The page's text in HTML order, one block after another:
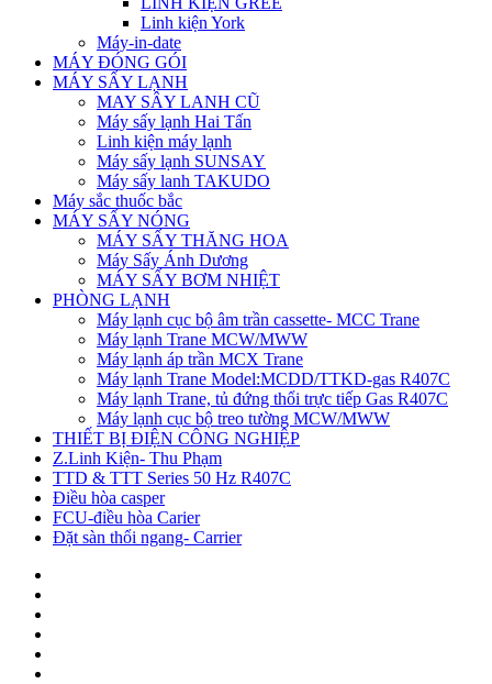
Linh kiện York
Máy-in-date
MÁY ĐÓNG GÓI
MÁY SẤY LẠNH
MAY SÂY LANH CŨ
Máy sấy lạnh Hai Tấn
Linh kiện máy lạnh
Máy sấy lạnh SUNSAY
Máy sấy lanh TAKUDO
Máy sắc thuốc bắc
MÁY SẤY NÓNG
MÁY SẤY THĂNG HOA
Máy Sấy Ánh Dương
MÁY SẤY BƠM NHIỆT
PHÒNG LẠNH
Máy lạnh cục bộ âm trần cassette- MCC Trane
Máy lạnh Trane MCW/MWW
Máy lạnh áp trần MCX Trane
Máy lạnh Trane Model:MCDD/TTKD-gas R407C
Máy lạnh Trane, tủ đứng thổi trực tiếp Gas R407C
Máy lạnh cục bộ treo tường MCW/MWW
THIẾT BỊ ĐIỆN CÔNG NGHIỆP
Z.Linh Kiện- Thu Phạm
TTD & TTT Series 50 Hz R407C
Điều hòa casper
FCU-điều hòa Carier
Đặt sàn thổi ngang- Carrier